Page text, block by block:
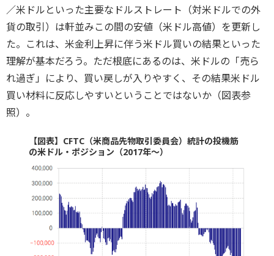
／米ドルといった主要なドルストレート（対米ドルでの外
貨の取引）は軒並みこの間の安値（米ドル高値）を更新し
た。これは、米金利上昇に伴う米ドル買いの結果といった
理解が基本だろう。ただ根底にあるのは、米ドルの「売ら
れ過ぎ」により、買い戻しが入りやすく、その結果米ドル
買い材料に反応しやすいということではないか（図表参
照）。
【図表】CFTC（米商品先物取引委員会）統計の投機筋
の米ドル・ポジション（2017年～）